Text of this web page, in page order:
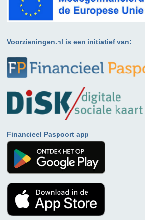
Voorzieningen.nl is een initiatief van:
Financieel Paspoort app